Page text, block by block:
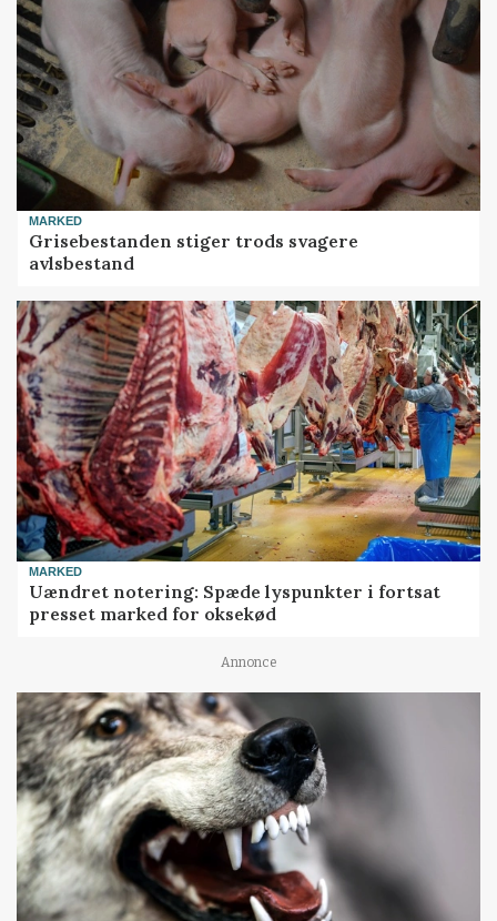
MARKED
Grisebestanden stiger trods svagere
avlsbestand
MARKED
Uændret notering: Spæde lyspunkter i fortsat
presset marked for oksekød
Annonce